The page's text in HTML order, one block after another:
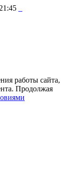
работы сайта,
Продолжая